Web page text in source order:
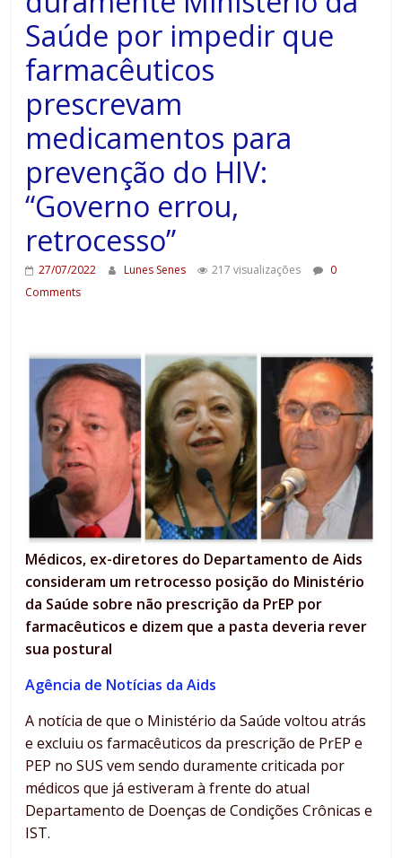
Saúde por impedir que
farmacêuticos
prescrevam
medicamentos para
prevenção do HIV:
“Governo errou,
retrocesso”
27/07/2022 Lunes Senes 217 visualizações
0
Comments
Médicos, ex-diretores do Departamento de Aids
consideram um retrocesso posição do Ministério
da Saúde sobre não prescrição da PrEP por
farmacêuticos e dizem que a pasta deveria rever
sua postural
Agência de Notícias da Aids
A notícia de que o Ministério da Saúde voltou atrás
e excluiu os farmacêuticos da prescrição de PrEP e
PEP no SUS vem sendo duramente criticada por
médicos que já estiveram à frente do atual
Departamento de Doenças de Condições Crônicas e
IST.